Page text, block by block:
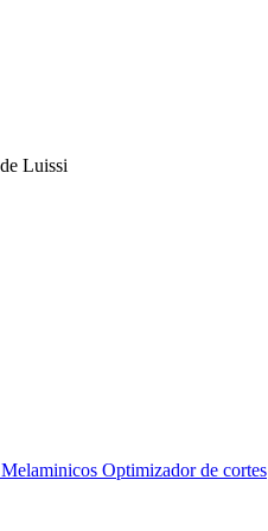
Melaminicos Optimizador de cortes